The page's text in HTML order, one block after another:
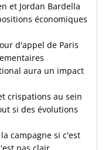
et Jordan Bardella
économiques
d'appel de Paris
aura un impact
crispations au sein
si des évolutions
campagne si c'est